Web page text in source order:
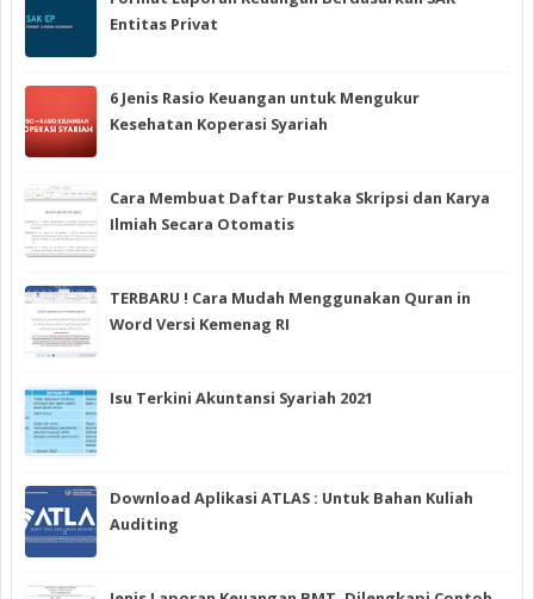
Entitas Privat
6 Jenis Rasio Keuangan untuk Mengukur
Kesehatan Koperasi Syariah
Cara Membuat Daftar Pustaka Skripsi dan Karya
Ilmiah Secara Otomatis
TERBARU ! Cara Mudah Menggunakan Quran in
Word Versi Kemenag RI
Isu Terkini Akuntansi Syariah 2021
Download Aplikasi ATLAS : Untuk Bahan Kuliah
Auditing